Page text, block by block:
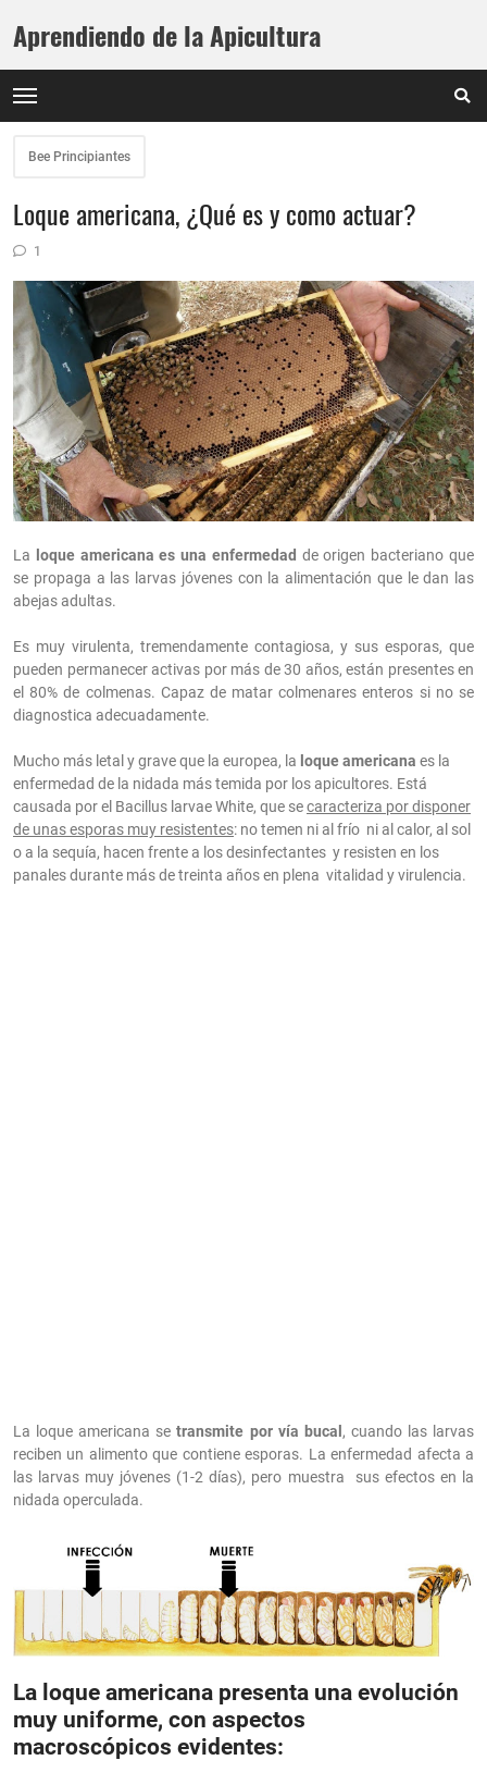
Aprendiendo de la Apicultura
Bee Principiantes
Loque americana, ¿Qué es y como actuar?
1
La loque americana es una enfermedad de origen bacteriano que
se propaga a las larvas jóvenes con la alimentación que le dan las
abejas adultas.
Es muy virulenta, tremendamente contagiosa, y sus esporas, que
pueden permanecer activas por más de 30 años, están presentes en
el 80% de colmenas. Capaz de matar colmenares enteros si no se
diagnostica adecuadamente.
Mucho más letal y grave que la europea, la loque americana es la
enfermedad de la nidada más temida por los apicultores. Está
causada por el Bacillus larvae White, que secaracteriza por disponer
de unas esporas muy resistentes: no temen ni al frío ni al calor, al sol
o a la sequía, hacen frente a los desinfectantes y resisten en los
panales durante más de treinta años en plena vitalidad y virulencia.
La loque americana setransmite por vía bucal , cuando las larvas
reciben un alimento que contiene esporas. La enfermedad afecta a
las larvas muy jóvenes (1-2 días), pero muestra sus efectos en la
nidada operculada.
La loque americana presenta una evolución
muy uniforme, con aspectos
macroscópicos evidentes: